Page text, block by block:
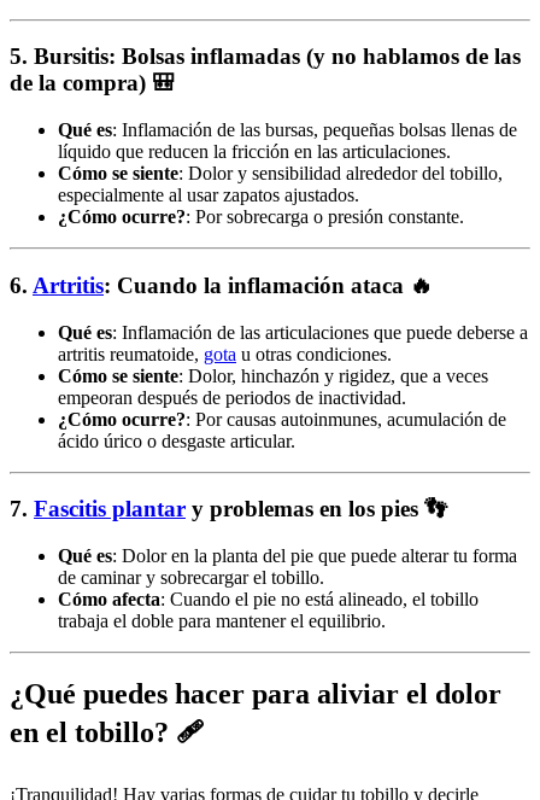
5. Bursitis: Bolsas inflamadas (y no hablamos de las
de la compra) 🎒
Qué es: Inflamación de las bursas, pequeñas bolsas llenas de
líquido que reducen la fricción en las articulaciones.
Cómo se siente: Dolor y sensibilidad alrededor del tobillo,
especialmente al usar zapatos ajustados.
¿Cómo ocurre?: Por sobrecarga o presión constante.
6. Artritis: Cuando la inflamación ataca 🔥
Qué es: Inflamación de las articulaciones que puede deberse a
artritis reumatoide, gota u otras condiciones.
Cómo se siente: Dolor, hinchazón y rigidez, que a veces
empeoran después de periodos de inactividad.
¿Cómo ocurre?: Por causas autoinmunes, acumulación de
ácido úrico o desgaste articular.
7. Fascitis plantar y problemas en los pies 👣
Qué es: Dolor en la planta del pie que puede alterar tu forma
de caminar y sobrecargar el tobillo.
Cómo afecta: Cuando el pie no está alineado, el tobillo
trabaja el doble para mantener el equilibrio.
¿Qué puedes hacer para aliviar el dolor
en el tobillo? 🩹
¡Tranquilidad! Hay varias formas de cuidar tu tobillo y decirle